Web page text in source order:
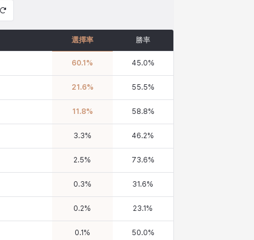
選擇率 勝率
60.1 % 45.0%
21.6% 55.5%
11.8% 58.8%
3.3% 46.2%
2.5% 73.6%
0.3% 31.6%
0.2% 23.1 %
0.1 % 50.0%